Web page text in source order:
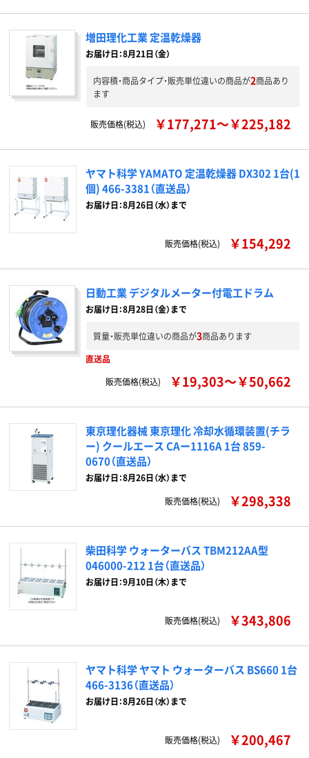
増田理化工業 定温乾燥器
お届け日：8月21日（金）
内容積・商品タイプ・販売単位違いの商品が2商品あり
ます
販売価格(税込) ￥177,271～￥225,182
ヤマト科学 YAMATO 定温乾燥器 DX302 1台(1
個) 466-3381（直送品）
お届け日：8月26日（水）まで
販売価格(税込) ￥154,292
日動工業 デジタルメーター付電工ドラム
お届け日：8月28日（金）まで
質量・販売単位違いの商品が3商品あります
直送品
販売価格(税込)
￥19,303～￥50,662
東京理化器械 東京理化 冷却水循環装置(チラ
ー) クールエース CAー1116A 1台 859-
0670（直送品）
お届け日：8月26日（水）まで
販売価格(税込)
￥298,338
柴田科学 ウォーターバス TBM212AA型
046000-212 1台（直送品）
お届け日：9月10日（木）まで
販売価格(税込) ￥343,806
ヤマト科学 ヤマト ウォーターバス BS660 1台
466-3136（直送品）
お届け日：8月26日（水）まで
販売価格(税込) ￥200,467